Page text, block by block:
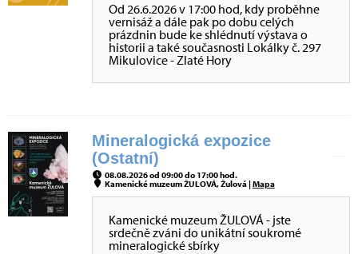
Od 26.6.2026 v 17:00 hod, kdy proběhne
vernisáž a dále pak po dobu celých
prázdnin bude ke shlédnutí výstava o
historii a také současnosti Lokálky č. 297
Mikulovice - Zlaté Hory
Mineralogická expozice
(Ostatní)
08.08.2026 od 09:00 do 17:00 hod.
Kamenické muzeum ŽULOVÁ, Žulová |Mapa
Kamenické muzeum ŽULOVÁ - jste
srdečně zváni do unikátní soukromé
mineralogické sbírky